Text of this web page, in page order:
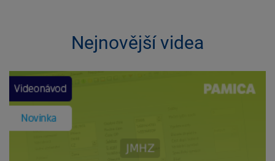
Nejnovější videa